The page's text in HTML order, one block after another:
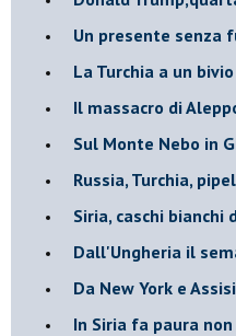
Un presente senza
La Turchia a un bivio
Il massacro di
Sul Monte Nebo in
Russia, Turchia,
Siria, caschi bianchi
Dall'Ungheria il
Da New York e
In Siria fa paura